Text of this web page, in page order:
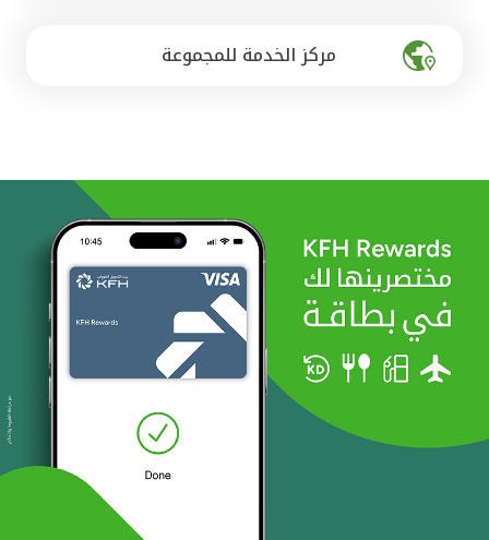
مركز الخدمة للمجموعة